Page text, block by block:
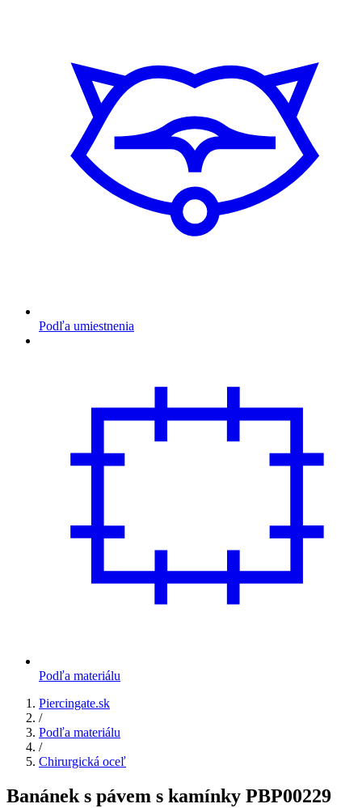
Podľa umiestnenia
Podľa materiálu
Piercingate.sk
/
Podľa materiálu
/
Chirurgická oceľ
Banánek s pávem s kamínky PBP00229